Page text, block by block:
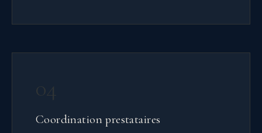
04
Coordination prestataires